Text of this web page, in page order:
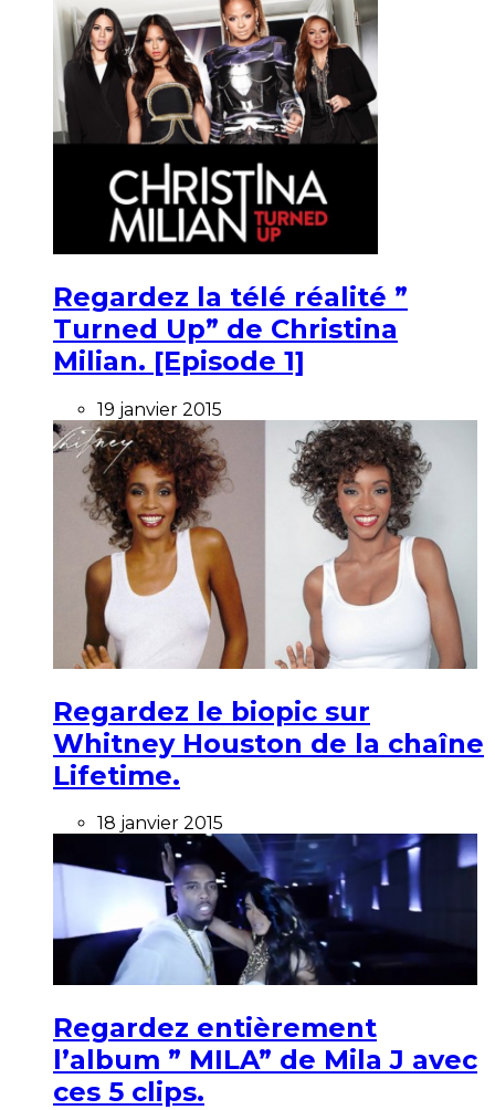
Regardez la télé réalité ”
Turned Up” de Christina
Milian. [Episode 1]
19 janvier 2015
Regardez le biopic sur
Whitney Houston de la chaîne
Lifetime.
18 janvier 2015
Regardez entièrement
l’album ” MILA” de Mila J avec
ces 5 clips.